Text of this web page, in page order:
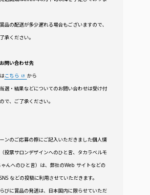
品の配送が多少遅れる場合もございますので、
承ください。
問い合わせ先
こちら
から
選・結果などについてのお問い合わせは受け付
で、ご了承ください。
ンのご応募の際にご記入いただきました個人情
投票サロンデザインへのひと言、タカラベルモ
ゃんへのひと言）は、弊社のWeb サイトなどの
などの投稿に利用させていただきます。
びに賞品の発送は、日本国内に限らせていただ